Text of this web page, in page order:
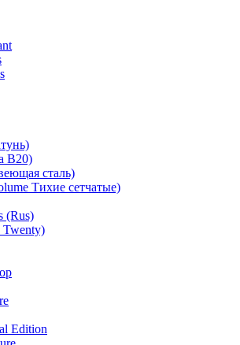
B20)
сталь)
Тихие сетчатые)
(Rus)
Twenty)
Edition